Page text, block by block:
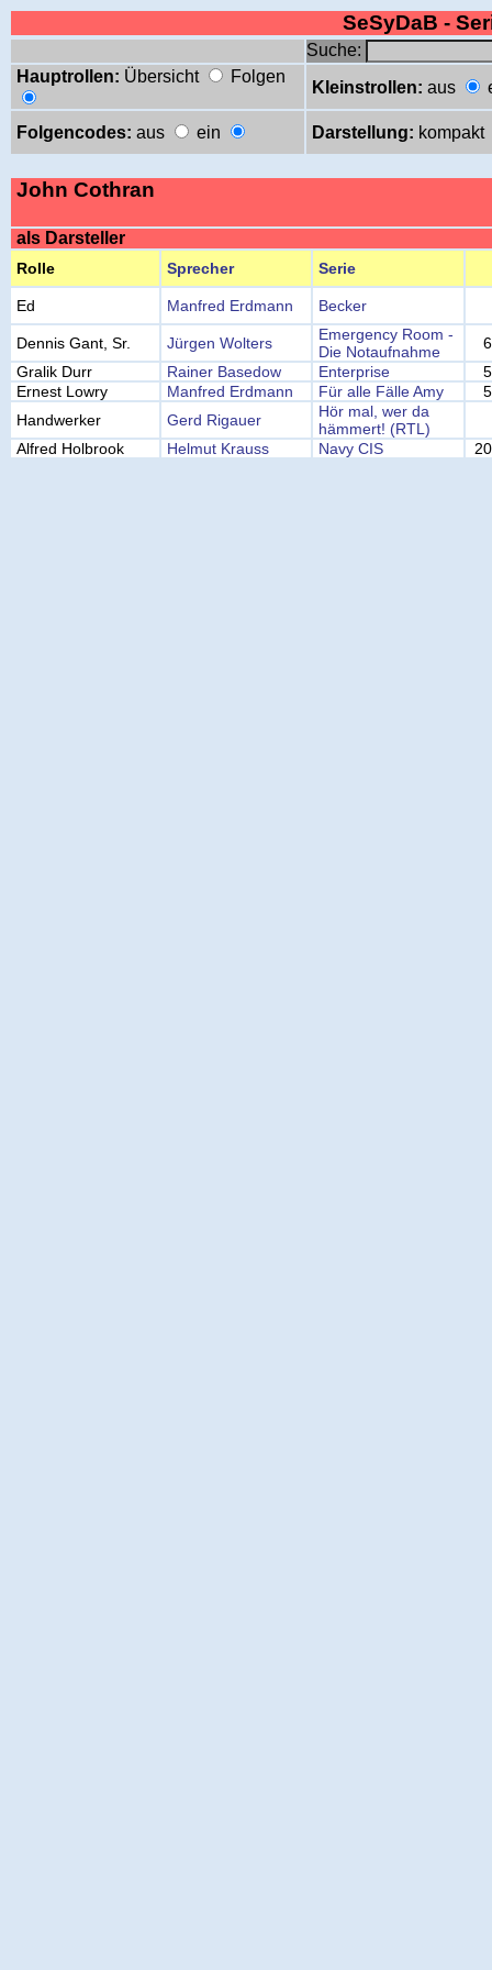
SeSyDaB -
Suche:
Hauptrollen: Übersicht Folgen
Kleinstrollen: aus
Folgencodes: aus ein Darstellung: kompakt
John Cothran
als Darsteller
Rolle Sprecher Serie
Ed Manfred Erdmann Becker
Dennis Gant, Sr. Jürgen Wolters
Emergency Room -
Die Notaufnahme
Gralik Durr
Rainer Basedow Enterprise
Ernest Lowry
Manfred Erdmann Für alle Fälle Amy
Handwerker
Gerd Rigauer
Hör mal, wer da
hämmert! (RTL)
Alfred Holbrook
Helmut Krauss Navy CIS